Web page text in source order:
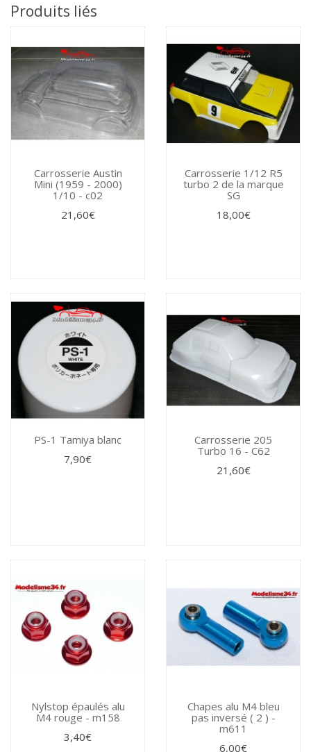
Produits liés
Carrosserie Austin
Mini (1959 - 2000)
1/10 - c02
21,60€
Carrosserie 1/12 R5
turbo 2 de la marque
SG
18,00€
PS-1 Tamiya blanc
7,90€
Carrosserie 205
Turbo 16 - C62
21,60€
Nylstop épaulés alu
M4 rouge - m158
3,40€
Chapes alu M4 bleu
pas inversé ( 2 ) -
m611
6,00€